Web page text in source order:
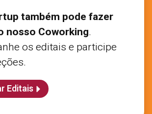
também pode fazer
nosso Coworking.
os editais e participe
Editais